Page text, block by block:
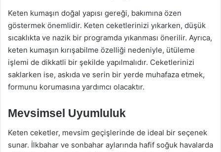
Keten kumaşın doğal yapısı gereği, bakımına özen
göstermek önemlidir. Keten ceketlerinizi yıkarken, düşük
sıcaklıkta ve nazik bir programda yıkanması önerilir. Ayrıca,
keten kumaşın kırışabilme özelliği nedeniyle, ütüleme
işlemi de dikkatli bir şekilde yapılmalıdır. Ceketlerinizi
saklarken ise, askıda ve serin bir yerde muhafaza etmek,
formunu korumasına yardımcı olacaktır.
Mevsimsel Uyumluluk
Keten ceketler, mevsim geçişlerinde de ideal bir seçenek
sunar. İlkbahar ve sonbahar aylarında hafif soğuk havalarda